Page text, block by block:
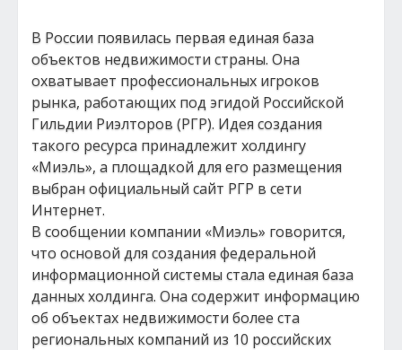
В России появилась первая единая база
объектов недвижимости страны. Она
охватывает профессиональных игроков
рынка, работающих под эгидой Российской
Гильдии Риэлторов (РГР). Идея создания
такого ресурса принадлежит холдингу
«Миэль», а площадкой для его размещения
выбран официальный сайт РГР в сети
Интернет.
В сообщении компании «Миэль» говорится,
что основой для создания федеральной
информационной системы стала единая база
данных холдинга. Она содержит информацию
об объектах недвижимости более ста
региональных компаний из 10 российских